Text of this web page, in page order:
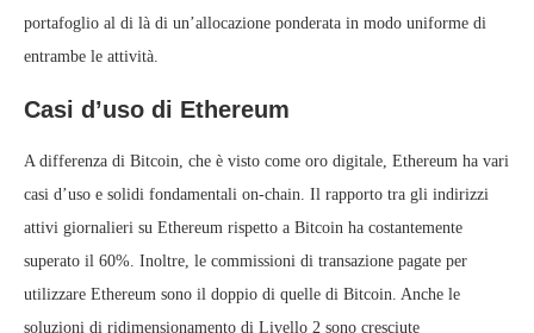
portafoglio al di là di un’allocazione ponderata in modo uniforme di
entrambe le attività.
Casi d’uso di Ethereum
A differenza di Bitcoin, che è visto come oro digitale, Ethereum ha vari
casi d’uso e solidi fondamentali on-chain. Il rapporto tra gli indirizzi
attivi giornalieri su Ethereum rispetto a Bitcoin ha costantemente
superato il 60%. Inoltre, le commissioni di transazione pagate per
utilizzare Ethereum sono il doppio di quelle di Bitcoin. Anche le
soluzioni di ridimensionamento di Livello 2 sono cresciute